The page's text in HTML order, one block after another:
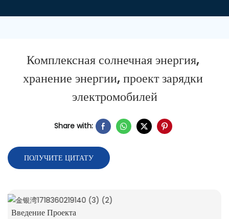
Комплексная солнечная энергия,
хранение энергии, проект зарядки
электромобилей
Share with:
ПОЛУЧИТЕ ЦИТАТУ
Введение Проекта